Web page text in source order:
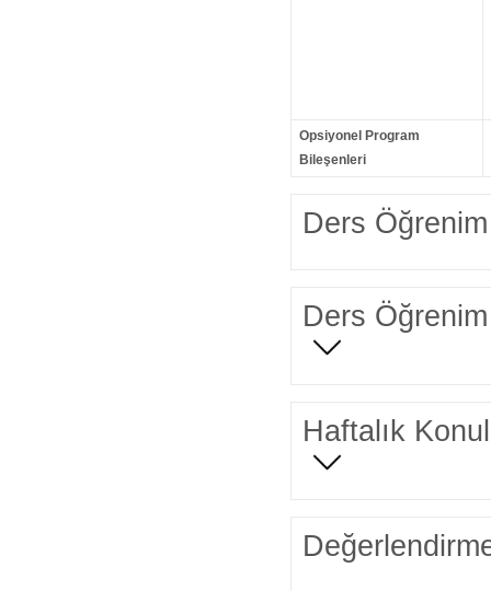
Opsiyonel Program
Bileşenleri
Ders Öğrenim
Ders Öğrenim
Haftalık